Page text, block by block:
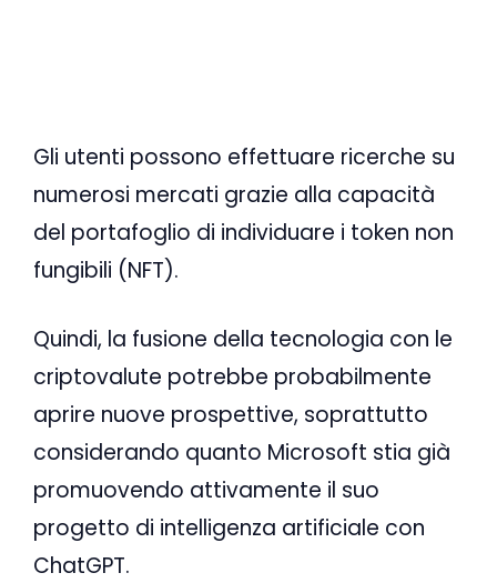
Gli utenti possono effettuare ricerche su
numerosi mercati grazie alla capacità
del portafoglio di individuare i token non
fungibili (NFT).
Quindi, la fusione della tecnologia con le
criptovalute potrebbe probabilmente
aprire nuove prospettive, soprattutto
considerando quanto Microsoft stia già
promuovendo attivamente il suo
progetto di intelligenza artificiale con
ChatGPT.